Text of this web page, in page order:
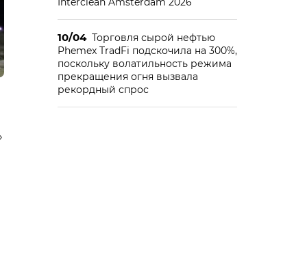
10/04 Торговля сырой нефтью
Phemex TradFi подскочила на 300%,
поскольку волатильность режима
прекращения огня вызвала
рекордный спрос